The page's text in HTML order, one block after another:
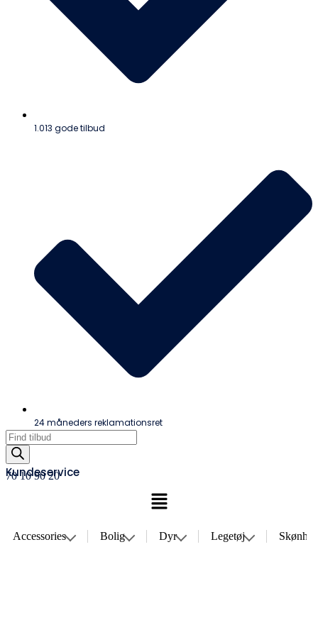
1.013 gode tilbud
24 måneders reklamationsret
Products
search
Kundeservice
70 10 90 20
Menu
Accessories Bolig Dyr Legetøj Skønhed